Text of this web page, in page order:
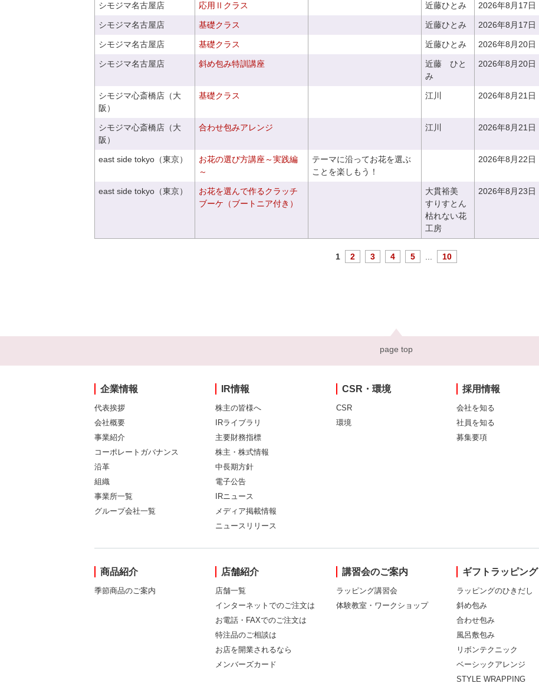
シモジマ名古屋店 応用Ⅱクラス 近藤ひとみ 2026年8月17日
シモジマ名古屋店 基礎クラス 近藤ひとみ 2026年8月17日
シモジマ名古屋店 基礎クラス 近藤ひとみ 2026年8月20日
シモジマ名古屋店 斜め包み特訓講座
近藤 ひと
み
2026年8月20日
シモジマ心斎橋店（大
阪）
基礎クラス 江川 2026年8月21日
シモジマ心斎橋店（大
阪）
合わせ包みアレンジ 江川 2026年8月21日
east side tokyo（東京）
お花の選び方講座～実践編
～
テーマに沿ってお花を選ぶ
ことを楽しもう！
2026年8月22日
east side tokyo（東京）
お花を選んで作るクラッチ
ブーケ（ブートニア付き）
大貫裕美
すりすとん
枯れない花
工房
2026年8月23日
1 2 3 4 5 10
page top
企業情報
代表挨拶
会社概要
事業紹介
コーポレートガバナンス
沿革
組織
事業所一覧
グループ会社一覧
IR情報
株主の皆様へ
IRライブラリ
主要財務指標
株主・株式情報
中長期方針
電子公告
IRニュース
メディア掲載情報
ニュースリリース
CSR・環境
CSR
環境
採用情報
会社を知る
社員を知る
募集要項
商品紹介
季節商品のご案内
店舗紹介
店舗一覧
インターネットでのご注文は
お電話・FAXでのご注文は
特注品のご相談は
お店を開業されるなら
メンバーズカード
講習会のご案内
ラッピング講習会
体験教室・ワークショップ
ギフトラッピング
ラッピングのひきだし
斜め包み
合わせ包み
風呂敷包み
リボンテクニック
ベーシックアレンジ
STYLE WRAPPING